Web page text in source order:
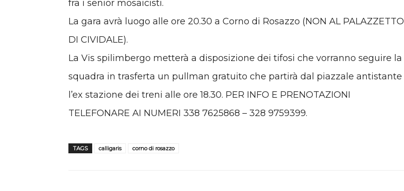
fra i senior mosaicisti.
La gara avrà luogo alle ore 20.30 a Corno di Rosazzo (NON AL PALAZZETTO
DI CIVIDALE).
La Vis spilimbergo metterà a disposizione dei tifosi che vorranno seguire la
squadra in trasferta un pullman gratuito che partirà dal piazzale antistante
l’ex stazione dei treni alle ore 18.30. PER INFO E PRENOTAZIONI
TELEFONARE AI NUMERI 338 7625868 – 328 9759399.
TAGS calligaris corno di rosazzo